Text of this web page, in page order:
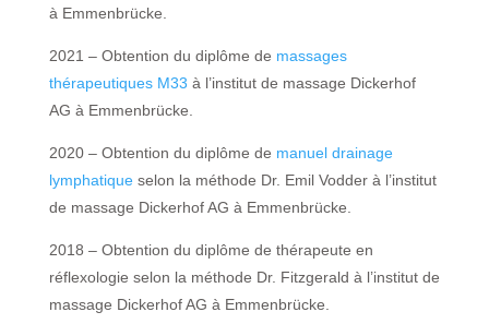
à Emmenbrücke.
2021 – Obtention du diplôme de massages
thérapeutiques M33 à l’institut de massage Dickerhof
AG à Emmenbrücke.
2020 – Obtention du diplôme de manuel drainage
lymphatiqueselon la méthode Dr. Emil Vodder à l’institut
de massage Dickerhof AG à Emmenbrücke.
2018 – Obtention du diplôme de thérapeute en
réflexologie selon la méthode Dr. Fitzgerald à l’institut de
massage Dickerhof AG à Emmenbrücke.